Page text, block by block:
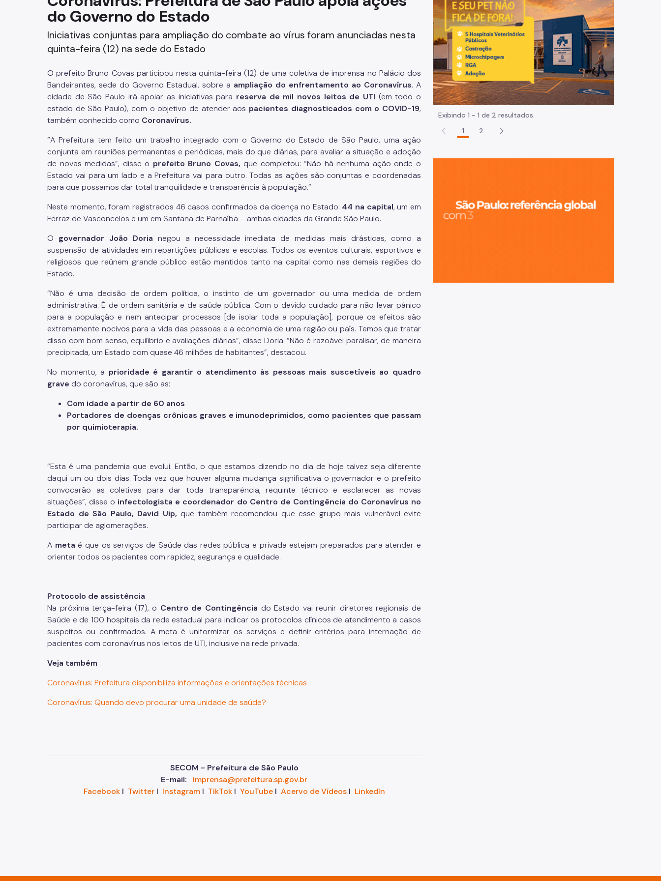
Funerários e Cemiteriais
Rua e Bairro
Saúde e Bem-estar
Trabalho
Legislação
Nota do Milhão
Oportunidades
Normas e procedimentos
do Governo do Estado
Iniciativas conjuntas para ampliação do combate ao vírus foram anunciadas nesta
quinta-feira (12) na sede do Estado
O prefeito Bruno Covas participou nesta quinta-feira (12) de uma coletiva de imprensa no Palácio dos
Bandeirantes, sede do Governo Estadual, sobre a ampliação do enfrentamento ao Coronavírus. A
cidade de São Paulo irá apoiar as iniciativas para reserva de mil novos leitos de UTI (em todo o
estado de São Paulo), com o objetivo de atender aos pacientes diagnosticados com o COVID-19,
também conhecido como Coronavírus.
“A Prefeitura tem feito um trabalho integrado com o Governo do Estado de São Paulo, uma ação
conjunta em reuniões permanentes e periódicas, mais do que diárias, para avaliar a situação e adoção
de novas medidas”, disse o prefeito Bruno Covas, que completou: “Não há nenhuma ação onde o
Estado vai para um lado e a Prefeitura vai para outro. Todas as ações são conjuntas e coordenadas
para que possamos dar total tranquilidade e transparência à população.”
Neste momento, foram registrados 46 casos confirmados da doença no Estado: 44 na capital, um em
Ferraz de Vasconcelos e um em Santana de Parnaíba – ambas cidades da Grande São Paulo.
O governador João Doria negou a necessidade imediata de medidas mais drásticas, como a
suspensão de atividades em repartições públicas e escolas. Todos os eventos culturais, esportivos e
religiosos que reúnem grande público estão mantidos tanto na capital como nas demais regiões do
Estado.
“Não é uma decisão de ordem política, o instinto de um governador ou uma medida de ordem
administrativa. É de ordem sanitária e de saúde pública. Com o devido cuidado para não levar pânico
para a população e nem antecipar processos [de isolar toda a população], porque os efeitos são
extremamente nocivos para a vida das pessoas e a economia de uma região ou país. Temos que tratar
disso com bom senso, equilíbrio e avaliações diárias”, disse Doria. “Não é razoável paralisar, de maneira
precipitada, um Estado com quase 46 milhões de habitantes”, destacou.
No momento, a prioridade é garantir o atendimento às pessoas mais suscetíveis ao quadro
grave do coronavírus, que são as:
Com idade a partir de 60 anos
Portadores de doenças crônicas graves e imunodeprimidos, como pacientes que passam
por quimioterapia.
“Esta é uma pandemia que evolui. Então, o que estamos dizendo no dia de hoje talvez seja diferente
daqui um ou dois dias. Toda vez que houver alguma mudança significativa o governador e o prefeito
convocarão as coletivas para dar toda transparência, requinte técnico e esclarecer as novas
situações”, disse o infectologista e coordenador do Centro de Contingência do Coronavírus no
Estado de São Paulo, David Uip, que também recomendou que esse grupo mais vulnerável evite
participar de aglomerações.
A meta é que os serviços de Saúde das redes pública e privada estejam preparados para atender e
orientar todos os pacientes com rapidez, segurança e qualidade.
Protocolo de assistência
Na próxima terça-feira (17), o Centro de Contingência do Estado vai reunir diretores regionais de
Saúde e de 100 hospitais da rede estadual para indicar os protocolos clínicos de atendimento a casos
suspeitos ou confirmados. A meta é uniformizar os serviços e definir critérios para internação de
pacientes com coronavírus nos leitos de UTI, inclusive na rede privada.
Veja também
Coronavírus: Prefeitura disponibiliza informações e orientações técnicas
Coronavírus: Quando devo procurar uma unidade de saúde?
SECOM - Prefeitura de São Paulo
E-mail:
imprensa@prefeitura.sp.gov.br
FacebookI TwitterI InstagramI TikTokI YouTubeI Acervo de VídeosI LinkedIn
Exibindo 1 - 1 de 2 resultados.
1
2